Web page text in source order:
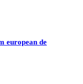
european de